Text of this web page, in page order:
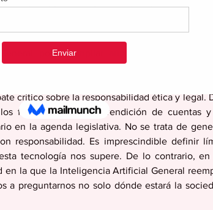
El principal riesgo de este avance es
está en manos de un reducido grupo de
volúmenes de datos y capacidad
podría ampliar aún más las brechas
sobre quién controlará este poder
dedicados al análisis, la
crítico sobre la responsabilidad ética y legal.
fundamentos de la rendición de cuentas
en la agenda legislativa. No se trata de
responsabilidad. Es imprescindible definir
tecnología nos supere. De lo contrario,
en la que la Inteligencia Artificial General
a preguntarnos no solo dónde estará la